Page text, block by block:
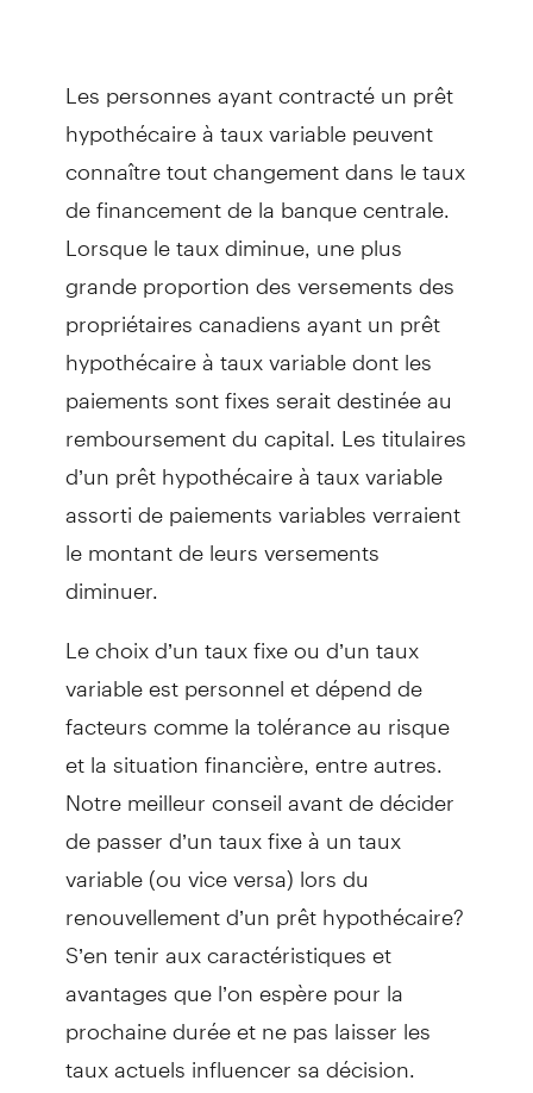
Les personnes ayant contracté un prêt
hypothécaire à taux variable peuvent
connaître tout changement dans le taux
de financement de la banque centrale.
Lorsque le taux diminue, une plus
grande proportion des versements des
propriétaires canadiens ayant un prêt
hypothécaire à taux variable dont les
paiements sont fixes serait destinée au
remboursement du capital. Les titulaires
d’un prêt hypothécaire à taux variable
assorti de paiements variables verraient
le montant de leurs versements
diminuer.
Le choix d’un taux fixe ou d’un taux
variable est personnel et dépend de
facteurs comme la tolérance au risque
et la situation financière, entre autres.
Notre meilleur conseil avant de décider
de passer d’un taux fixe à un taux
variable (ou vice versa) lors du
renouvellement d’un prêt hypothécaire?
S’en tenir aux caractéristiques et
avantages que l’on espère pour la
prochaine durée et ne pas laisser les
taux actuels influencer sa décision.